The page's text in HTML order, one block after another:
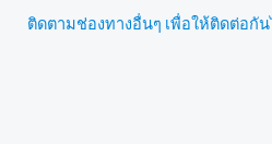
ติดตามช่องทางอื่นๆ เพื่อให้ติดต่อกั